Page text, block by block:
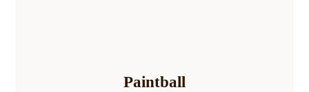
Paintball